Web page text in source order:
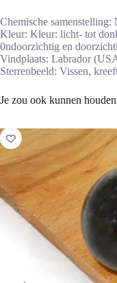
Chemische
Kleur: Kleur: licht- tot
0ndoorzichtig en
Vindplaats: Labrador
Sterrenbeeld: Vissen,
Je zou ook kunnen